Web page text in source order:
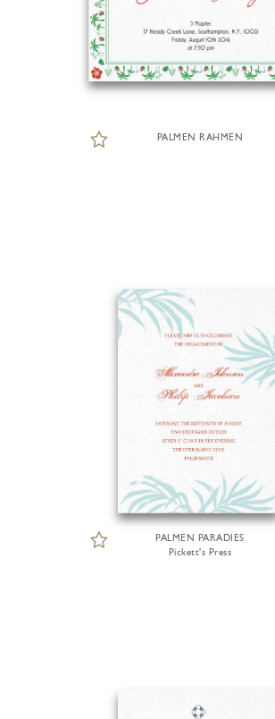
PALMEN RAHMEN
PALMEN PARADIES
Pickett's Press